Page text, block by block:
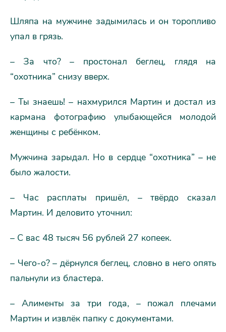
Шляпа на мужчине задымилась и он торопливо
упал в грязь.
– За что? – простонал беглец, глядя на
“охотника” снизу вверх.
– Ты знаешь! – нахмурился Мартин и достал из
кармана фотографию улыбающейся молодой
женщины с ребёнком.
Мужчина зарыдал. Но в сердце “охотника” – не
было жалости.
– Час расплаты пришёл, – твёрдо сказал
Мартин. И деловито уточнил:
– С вас 48 тысяч 56 рублей 27 копеек.
– Чего-о? – дёрнулся беглец, словно в него опять
пальнули из бластера.
– Алименты за три года, – пожал плечами
Мартин и извлёк папку с документами.